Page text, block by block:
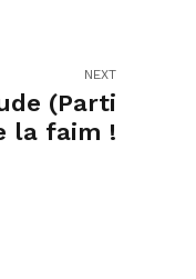
NEXT
(Parti
la faim !